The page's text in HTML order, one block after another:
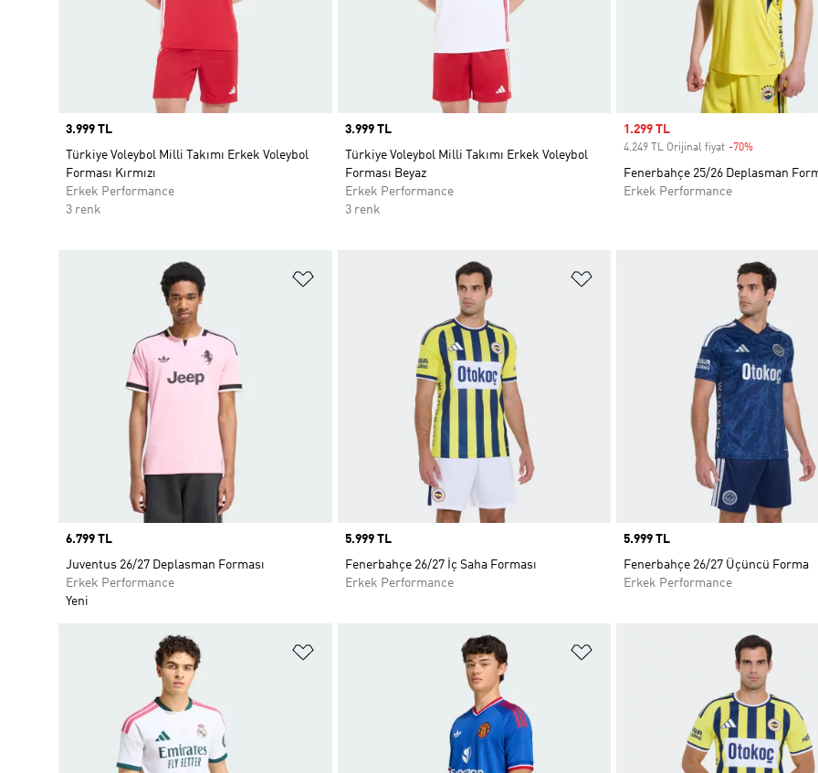
Price
3.999 TL
Türkiye Voleybol Milli Takımı Erkek Voleybol
Forması Kırmızı
Erkek Performance
3 renk
Price
3.999 TL
Türkiye Voleybol Milli Takımı Erkek Voleybol
Forması Beyaz
Erkek Performance
3 renk
Sale price
1.299 TL
4.249 TL Orijinal fiyat -70%
Fenerbahçe 25/26 Deplasman
Erkek Performance
Price
6.799 TL
Juventus 26/27 Deplasman Forması
Erkek Performance
Yeni
Price
5.999 TL
Fenerbahçe 26/27 İç Saha Forması
Erkek Performance
Price
5.999 TL
Fenerbahçe 26/27 Üçüncü Forma
Erkek Performance